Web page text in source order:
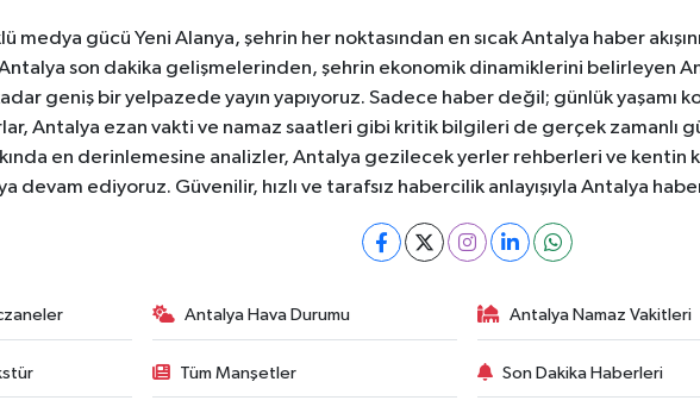
medya gücü Yeni Alanya, şehrin her noktasından en sıcak Antalya haber
son dakika gelişmelerinden, şehrin ekonomik dinamiklerini belirleyen
geniş bir yelpazede yayın yapıyoruz. Sadece haber değil; günlük yaşamı
Antalya ezan vakti ve namaz saatleri gibi kritik bilgileri de gerçek zamanlı
en derinlemesine analizler, Antalya gezilecek yerler rehberleri ve kentin
devam ediyoruz. Güvenilir, hızlı ve tarafsız habercilik anlayışıyla Antalya
Antalya Hava Durumu Antalya Namaz Vakitleri
Tüm Manşetler Son Dakika Haberleri